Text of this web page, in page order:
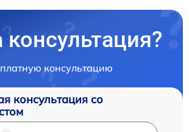
консультацию
консультация со